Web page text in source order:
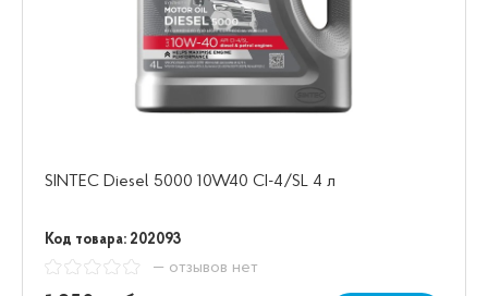
SINTEC Diesel 5000 10W40 CI-4/SL 4 л
Код товара: 202093
— отзывов нет